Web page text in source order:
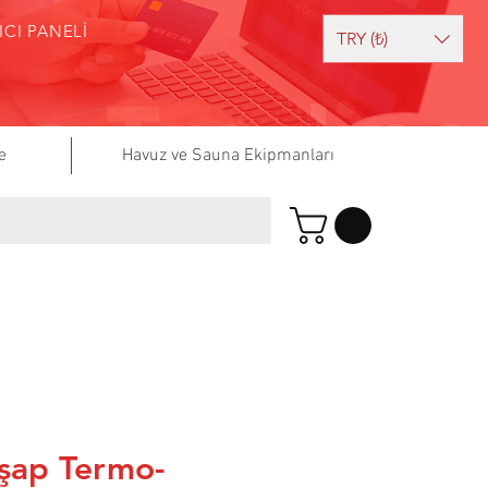
PANELİ TRY (₺)
Havuz ve Sauna Ekipmanları
Termo-